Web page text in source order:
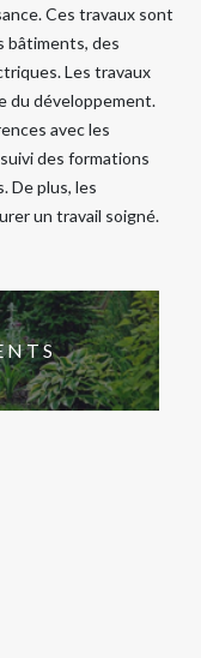
Ces travaux sont
bâtiments, des
Les travaux
du développement.
avec les
des formations
De plus, les
un travail soigné.